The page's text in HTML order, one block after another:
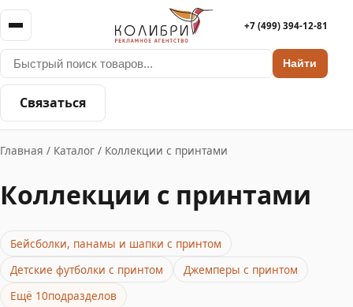
Найти
+7 (499) 394-12-81
Связаться
Главная / Каталог / Коллекции с принтами
Коллекции с принтами
Бейсболки, панамы и шапки с принтом
Детские футболки с принтом
Джемперы с принтом
Ещё 10подразделов